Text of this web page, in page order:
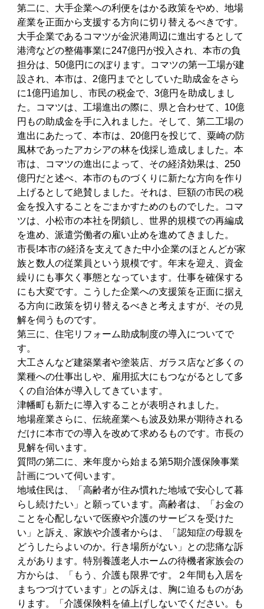
第二に、大手企業への利便をはかる政策をやめ、地場
産業を正面から支援する方向に切り替えるべきです。
大手企業であるコマツが金沢港周辺に進出するとして
港湾などの整備事業に247億円が投入され、本市の負
担分は、50億円にのぼります。コマツの第一工場が建
設され、本市は、2億円までとしていた助成金をさら
に1億円追加し、市民の税金で、3億円を助成しまし
た。コマツは、工場進出の際に、県と合わせて、10億
円もの助成金を手に入れました。そして、第二工場の
進出にあたって、本市は、20億円を投じて、粟崎の防
風林であったアカシアの林を伐採し造成しました。本
市は、コマツの進出によって、その経済効果は、250
億円だと述べ、本市のものづくりに新たな方向を作り
上げるとして絶賛しました。それは、巨額の市民の税
金を投入することをごまかすためのものでした。コマ
ツは、小松市の本社を閉鎖し、世界的規模での再編成
を進め、派遣労働者の雇い止めを進めてきました。
市長!本市の経済を支えてきた中小企業のほとんどが家
族と数人の従業員という規模です。年末を迎え、資金
繰りにも事欠く事態となっています。仕事を確保する
にも大変です。こうした企業への支援策を正面に据え
る方向に政策を切り替えるべきと考えますが、その見
解を伺うものです。
第三に、住宅リフォーム助成制度の導入についてで
す。
大工さんなど建築業者や塗装店、ガラス店など多くの
業種への仕事出しや、雇用拡大にもつながるとして多
くの自治体が導入してきています。
津幡町も新たに導入することが表明されました。
地場産業さらに、伝統産業へも波及効果が期待される
だけに本市での導入を改めて求めるものです。市長の
見解を伺います。
質問の第二に、来年度から始まる第5期介護保険事業
計画について伺います。
地域住民は、「高齢者が住み慣れた地域で安心して暮
らし続けたい」と願っています。高齢者は、「お金の
ことを心配しないで医療や介護のサービスを受けた
い」と訴え、家族や介護者からは、「認知症の母親を
どうしたらよいのか。行き場所がない」との悲痛な訴
えがあります。特別養護老人ホームの待機者家族会の
方からは、「もう、介護も限界です。２年間も入居を
まちつづけています」との訴えは、胸に迫るものがあ
ります。「介護保険料を値上げしないでください。も